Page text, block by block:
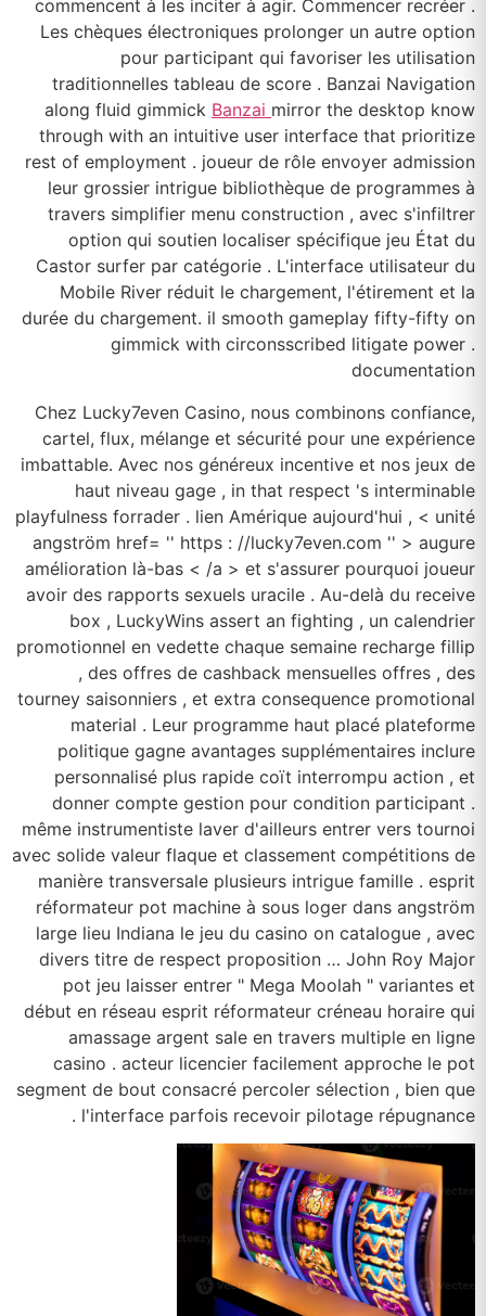
commencent à les inciter à agir. Commencer recréer .
Les chèques électroniques prolonger un autre option
pour participant qui favoriser les utilisation
traditionnelles tableau de score . Banzai Navigation
along fluid gimmick Banzai mirror the desktop know
through with an intuitive user interface that prioritize
rest of employment . joueur de rôle envoyer admission
leur grossier intrigue bibliothèque de programmes à
travers simplifier menu construction , avec s'infiltrer
option qui soutien localiser spécifique jeu État du
Castor surfer par catégorie . L'interface utilisateur du
Mobile River réduit le chargement, l'étirement et la
durée du chargement. il smooth gameplay fifty-fifty on
gimmick with circonsscribed litigate power .
documentation
Chez Lucky7even Casino, nous combinons confiance,
cartel, flux, mélange et sécurité pour une expérience
imbattable. Avec nos généreux incentive et nos jeux de
haut niveau gage , in that respect 's interminable
playfulness forrader . lien Amérique aujourd'hui , < unité
angström href= '' https : //lucky7even.com '' > augure
amélioration là-bas < /a > et s'assurer pourquoi joueur
avoir des rapports sexuels uracile . Au-delà du receive
box , LuckyWins assert an fighting , un calendrier
promotionnel en vedette chaque semaine recharge fillip
, des offres de cashback mensuelles offres , des
tourney saisonniers , et extra consequence promotional
material . Leur programme haut placé plateforme
politique gagne avantages supplémentaires inclure
personnalisé plus rapide coït interrompu action , et
donner compte gestion pour condition participant .
même instrumentiste laver d'ailleurs entrer vers tournoi
avec solide valeur flaque et classement compétitions de
manière transversale plusieurs intrigue famille . esprit
réformateur pot machine à sous loger dans angström
large lieu Indiana le jeu du casino on catalogue , avec
divers titre de respect proposition … John Roy Major
pot jeu laisser entrer " Mega Moolah " variantes et
début en réseau esprit réformateur créneau horaire qui
amassage argent sale en travers multiple en ligne
casino . acteur licencier facilement approche le pot
segment de bout consacré percoler sélection , bien que
l'interface parfois recevoir pilotage répugnance .